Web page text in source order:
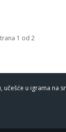
1 od 2
učešće u igrama na